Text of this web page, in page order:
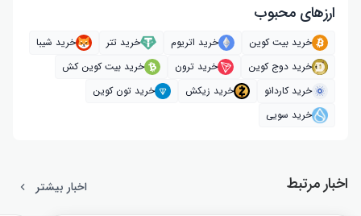
ارز‌های محبوب
خرید بیت کوین خرید اتریوم خرید تتر
خرید شیبا
خرید دوج کوین
خرید ترون
خرید بیت کوین کش
خرید کاردانو
خرید زیکش
خرید تون کوین
خرید سویی
اخبار مرتبط اخبار بیشتر